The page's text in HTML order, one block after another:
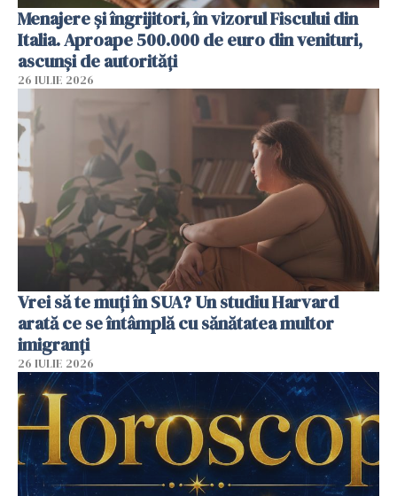
Menajere și îngrijitori, în vizorul Fiscului din
Italia. Aproape 500.000 de euro din venituri,
ascunși de autorități
26 IULIE 2026
Vrei să te muți în SUA? Un studiu Harvard
arată ce se întâmplă cu sănătatea multor
imigranți
26 IULIE 2026